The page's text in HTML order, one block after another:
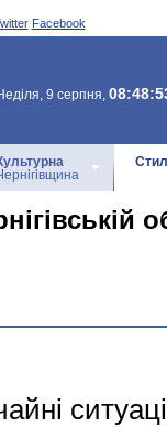
Facebook
9 серпня,